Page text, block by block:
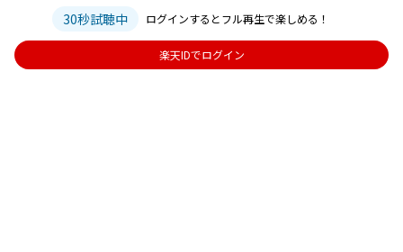
30秒試聴中 ログインするとフル再生で楽しめる！
楽天IDでログイン